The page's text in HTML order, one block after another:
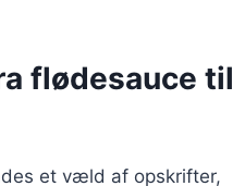
flødesauce til
et væld af opskrifter,